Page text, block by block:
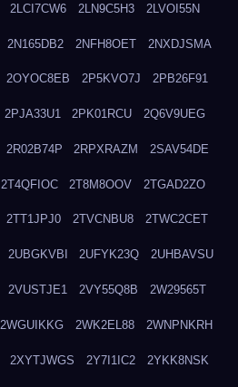
2LCI7CW6 2LN9C5H3 2LVOI55N
2N165DB2 2NFH8OET 2NXDJSMA
2OYOC8EB 2P5KVO7J 2PB26F91
2PJA33U1 2PK01RCU 2Q6V9UEG
2R02B74P 2RPXRAZM 2SAV54DE
2T4QFIOC 2T8M8OOV 2TGAD2ZO
2TT1JPJ0 2TVCNBU8 2TWC2CET
2UBGKVBI 2UFYK23Q 2UHBAVSU
2VUSTJE1 2VY55Q8B 2W29565T
2WGUIKKG 2WK2EL88 2WNPNKRH
2XYTJWGS 2Y7I1IC2 2YKK8NSK